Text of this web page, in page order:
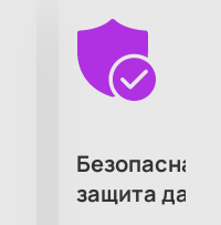
внимание с
самого конца.
происходящего на
в атмосферу сказки!
Безопасная
защита